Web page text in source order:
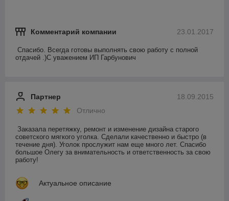
23.01.2017
Комментарий компании
Спасибо. Всегда готовы выполнять свою работу с полной
отдачей .)С уважением ИП Гарбунович
18.09.2015
Партнер
Отлично
Заказала перетяжку, ремонт и изменение дизайна старого
советского мягкого уголка. Сделали качественно и быстро (в
течение дня). Уголок прослужит нам еще много лет. Спасибо
большое Олегу за внимательность и ответственность за свою
работу!
Актуальное описание